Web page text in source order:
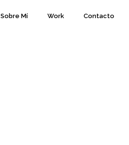
Sobre Mí Work Contacto